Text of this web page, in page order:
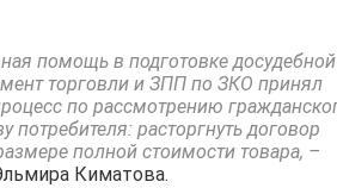
помощь в подготовке досудебной
торговли и ЗПП по ЗКО принял
по рассмотрению
расторгнуть договор
полной стоимости товара, –
Киматова.